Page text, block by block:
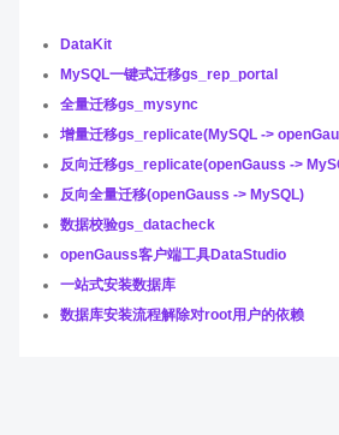
DataKit
MySQL一键式迁移gs_rep_portal
全量迁移gs_mysync
增量迁移gs_replicate(MySQL ->
反向迁移gs_replicate(openGauss ->
反向全量迁移(openGauss -> MySQL)
数据校验gs_datacheck
openGauss客户端工具DataStudio
一站式安装数据库
数据库安装流程解除对root用户的依赖